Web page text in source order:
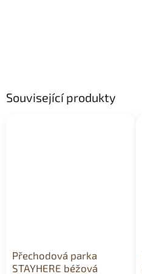
Související produkty
Přechodová parka
STAYHERE béžová